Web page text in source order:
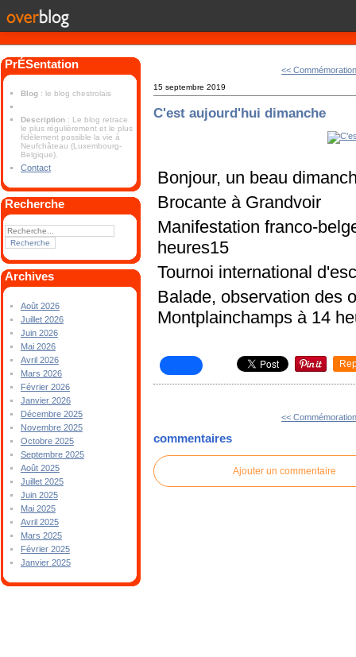
PrÉSentation
Blog : le blog chestrolais
Description : Le blog retrace
le plus régulièrement et le plus
fidèlement possible la vie à
Neufchâteau (Luxembourg-
Belgique).
Contact
Recherche
Archives
Août 2026
Juillet 2026
Juin 2026
Mai 2026
Avril 2026
Mars 2026
Février 2026
Janvier 2026
Décembre 2025
Novembre 2025
Octobre 2025
Septembre 2025
Août 2025
Juillet 2025
Juin 2025
Mai 2025
Avril 2025
Mars 2025
Février 2025
Janvier 2025
<<
15 septembre 2019
C'est aujourd'hui dimanche
Bonjour, un beau
Brocante à Grandvoir
Manifestation franco-
heures15
Tournoi international
Balade, observation des
Montplainchamps à 14
<<
commentaires
Ajouter un commentaire